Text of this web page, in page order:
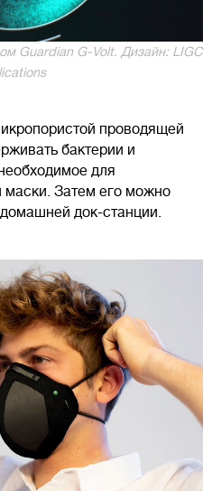
Guardian G-Volt. Дизайн: LIGC
проводящей
бактерии и
для
маски. Затем его можно
домашней док-станции.